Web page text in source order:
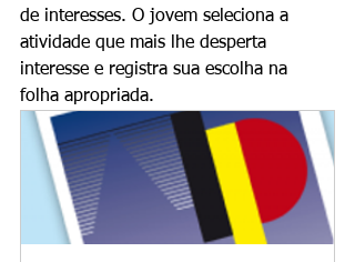
de interesses. O jovem seleciona a
atividade que mais lhe desperta
interesse e registra sua escolha na
folha apropriada.